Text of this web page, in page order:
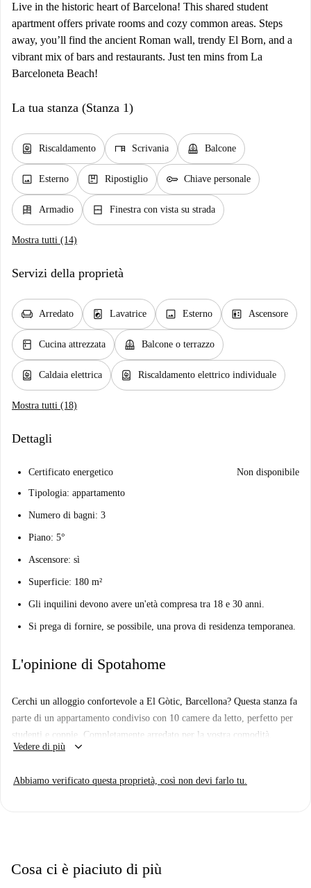
Live in the historic heart of Barcelona! This shared student
apartment offers private rooms and cozy common areas. Steps
away, you’ll find the ancient Roman wall, trendy El Born, and a
vibrant mix of bars and restaurants. Just ten mins from La
Barceloneta Beach!
La tua stanza (Stanza 1)
water_heater Riscaldamento desk Scrivania balcony Balcone
image Esterno package Ripostiglio key Chiave personale
dresser Armadio window_closed Finestra con vista su strada
Mostra tutti (14)
Servizi della proprietà
chair Arredato local_laundry_service Lavatrice image Esterno elevator Ascensore
kitchen Cucina attrezzata balcony Balcone o terrazzo
water_heater Caldaia elettrica water_heater Riscaldamento elettrico individuale
Mostra tutti (18)
Dettagli
Certificato energetico
Non disponibile
Tipologia: appartamento
Numero di bagni: 3
Piano: 5°
Ascensore: sì
Superficie: 180 m²
Gli inquilini devono avere un'età compresa tra 18 e 30 anni.
Si prega di fornire, se possibile, una prova di residenza temporanea.
L'opinione di Spotahome
Cerchi un alloggio confortevole a El Gòtic, Barcellona? Questa stanza fa
parte di un appartamento condiviso con 10 camere da letto, perfetto per
studenti e coppie. Completamente arredato per la vostra comodità,
l'appartamento include una lavatrice privata e un balcone che vi
fumare all'interno della proprietà.
questo quartiere iconico.
Vedere di più keyboard_arrow_down
Abbiamo verificato questa proprietà, così non devi farlo tu.
Cosa ci è piaciuto di più